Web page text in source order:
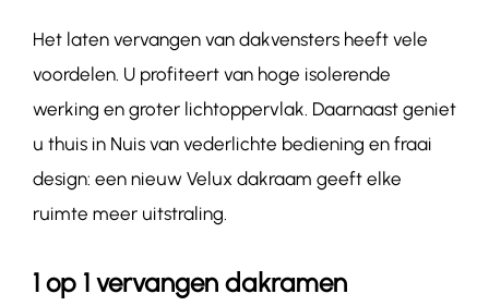
Het laten vervangen van dakvensters heeft vele
voordelen. U profiteert van hoge isolerende
werking en groter lichtoppervlak. Daarnaast geniet
u thuis in Nuis van vederlichte bediening en fraai
design: een nieuw Velux dakraam geeft elke
ruimte meer uitstraling.
1 op 1 vervangen dakramen